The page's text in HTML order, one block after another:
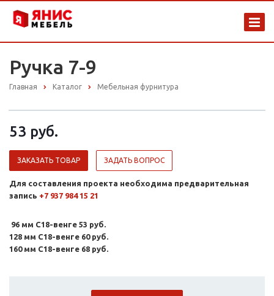
Ручка 7-9
Главная Каталог Мебельная фурнитура
53 руб.
ЗАКАЗАТЬ ТОВАР ЗАДАТЬ ВОПРОС
Для составления проекта необходима предварительная
запись +7 937 984 15 21
96 мм С18-венге 53 руб.
128 мм С18-венге 60 руб.
160 мм С18-венге 68 руб.